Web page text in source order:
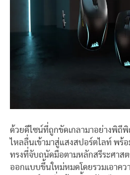
ด้วยดีไซน์ที่ถูกขัดเกลามาอย่างพิถีพิ
ไหลลื่นเข้ามาสู่แสงสปอร์ตไลท์ พร้
ทรงที่จับถนัดมือตามหลักสรีระศาสต
ออกแบบขึ้นใหม่หมดโดยรวมเอาค